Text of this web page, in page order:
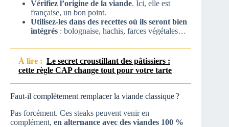
Vérifiez l’origine de la viande. Ici, elle est
française, un bon point.
Utilisez-les dans des recettes où ils seront bien
intégrés : bolognaise, hachis, farces végétales…
À lire : Le secret croustillant des pâtissiers :
cette règle CAP change tout pour votre tarte
Faut-il complètement remplacer la viande classique ?
Pas forcément. Ces steaks peuvent venir en
complément, en alternance avec des viandes 100 %